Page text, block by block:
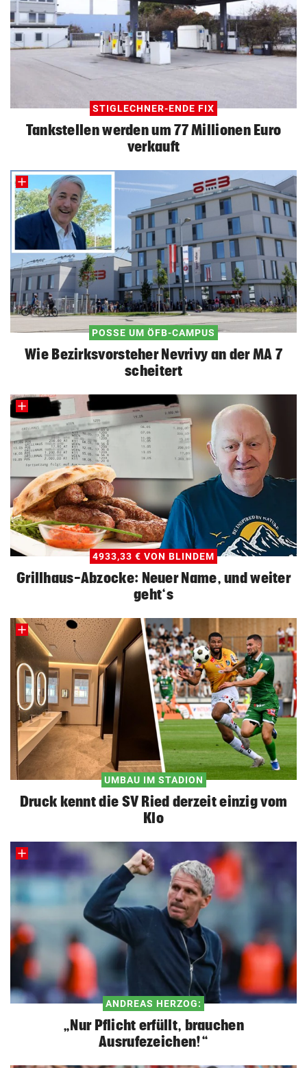
STIGLECHNER-ENDE FIX
Tankstellen werden um 77 Millionen Euro
verkauft
POSSE UM ÖFB-CAMPUS
Wie Bezirksvorsteher Nevrivy an der MA 7
scheitert
4933,33 € VON BLINDEM
Grillhaus-Abzocke: Neuer Name, und weiter
geht‘s
UMBAU IM STADION
Druck kennt die SV Ried derzeit einzig vom
Klo
ANDREAS HERZOG:
„Nur Pflicht erfüllt, brauchen
Ausrufezeichen!“